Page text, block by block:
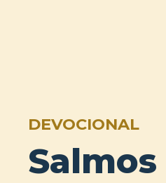
DEVOCIONAL
Salmos